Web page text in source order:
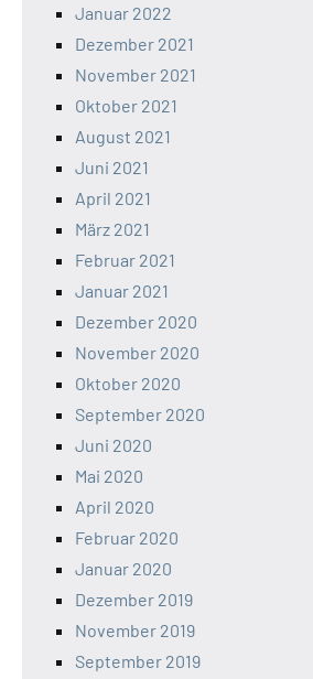
Januar 2022
Dezember 2021
November 2021
Oktober 2021
August 2021
Juni 2021
April 2021
März 2021
Februar 2021
Januar 2021
Dezember 2020
November 2020
Oktober 2020
September 2020
Juni 2020
Mai 2020
April 2020
Februar 2020
Januar 2020
Dezember 2019
November 2019
September 2019